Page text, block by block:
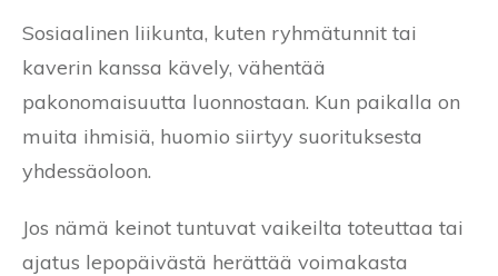
Sosiaalinen liikunta, kuten ryhmätunnit tai
kaverin kanssa kävely, vähentää
pakonomaisuutta luonnostaan. Kun paikalla on
muita ihmisiä, huomio siirtyy suorituksesta
yhdessäoloon.
Jos nämä keinot tuntuvat vaikeilta toteuttaa tai
ajatus lepopäivästä herättää voimakasta